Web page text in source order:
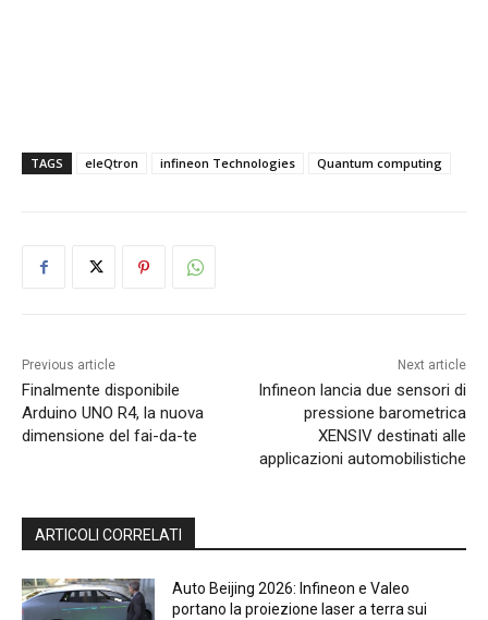
TAGS eleQtron infineon Technologies Quantum computing
Previous article
Finalmente disponibile
Arduino UNO R4, la nuova
dimensione del fai-da-te
Next article
Infineon lancia due sensori di
pressione barometrica
XENSIV destinati alle
applicazioni automobilistiche
ARTICOLI CORRELATI
Auto Beijing 2026: Infineon e Valeo
portano la proiezione laser a terra sui